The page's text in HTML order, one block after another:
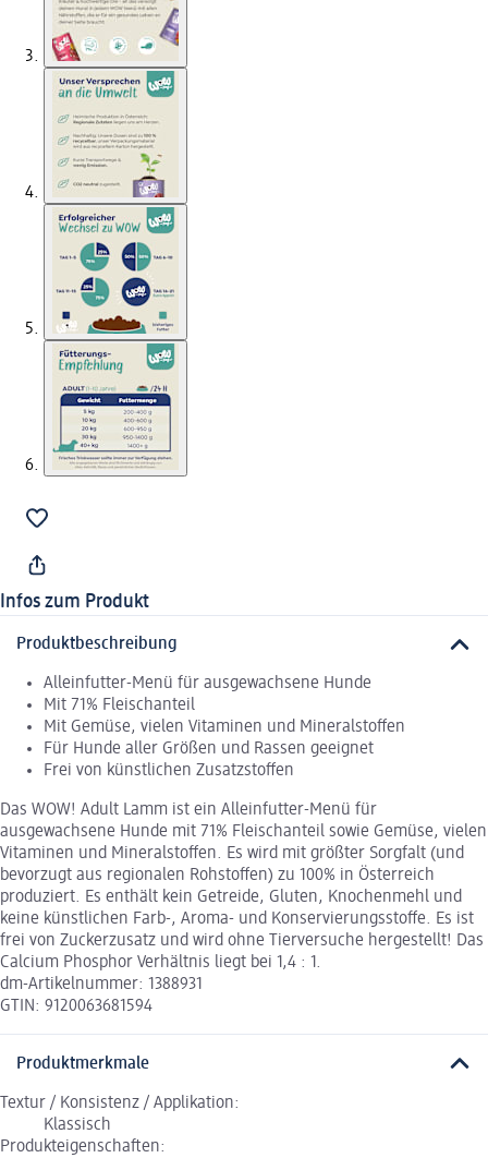
Infos zum Produkt
Produktbeschreibung
Alleinfutter-Menü für ausgewachsene Hunde
Mit 71% Fleischanteil
Mit Gemüse, vielen Vitaminen und Mineralstoffen
Für Hunde aller Größen und Rassen geeignet
Frei von künstlichen Zusatzstoffen
Das WOW! Adult Lamm ist ein Alleinfutter-Menü für
ausgewachsene Hunde mit 71% Fleischanteil sowie Gemüse, vielen
Vitaminen und Mineralstoffen. Es wird mit größter Sorgfalt (und
bevorzugt aus regionalen Rohstoffen) zu 100% in Österreich
produziert. Es enthält kein Getreide, Gluten, Knochenmehl und
keine künstlichen Farb-, Aroma- und Konservierungsstoffe. Es ist
frei von Zuckerzusatz und wird ohne Tierversuche hergestellt! Das
Calcium Phosphor Verhältnis liegt bei 1,4 : 1.
dm-Artikelnummer: 1388931
GTIN: 9120063681594
Produktmerkmale
Textur / Konsistenz / Applikation:
Klassisch
Produkteigenschaften: